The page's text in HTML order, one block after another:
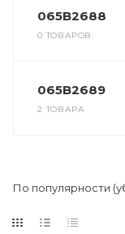
065B2688
0 ТОВАРОВ
065B2689
2 ТОВАРА
По популярности